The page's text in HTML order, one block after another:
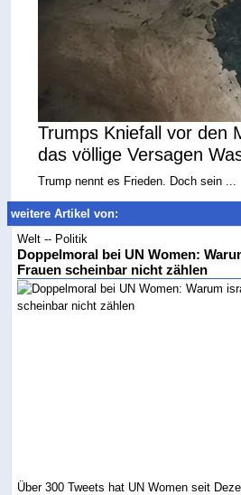
Trumps Kniefall vor den
das völlige Versagen
Trump nennt es Frieden. Doch sein ...
weitere Artikel von:
Welt -- Politik
Doppelmoral bei UN Women:
Frauen scheinbar nicht zählen
Über 300 Tweets hat UN Women seit